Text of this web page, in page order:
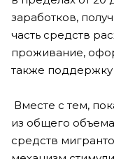
заработков,
часть средств
проживание,
также поддержку
Вместе с тем,
из общего
средств